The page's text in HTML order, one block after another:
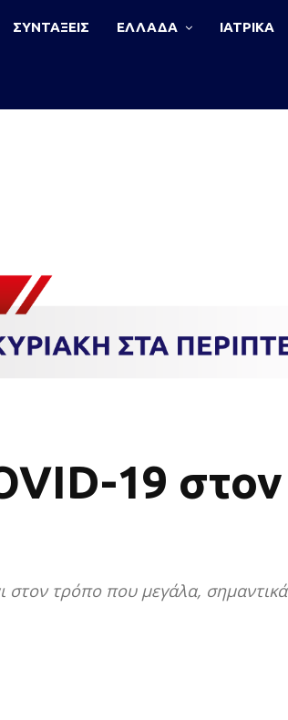
ΣΥΝΤΑΞΕΙΣ ΕΛΛΑΔΑ ΙΑΤΡΙΚΑ
19 στον
στον τρόπο που μεγάλα, σημαντικά